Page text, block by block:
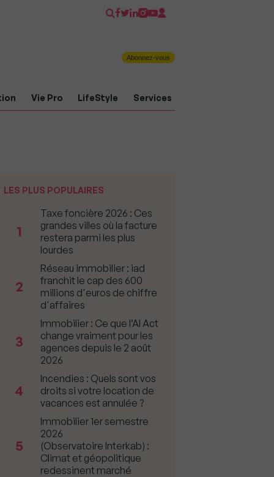
Abonnez-vous
Vie Pro LifeStyle Services
LES PLUS POPULAIRES
1
Taxe foncière 2026 : Ces
grandes villes où la facture
restera parmi les plus
lourdes
2
Réseau immobilier : iad
franchit le cap des 600
millions d'euros de chiffre
d'affaires
3
Immobilier : Ce que l’AI Act
change vraiment pour les
agences depuis le 2 août
2026
4
Incendies : Quels sont vos
droits si votre location de
vacances est annulée ?
5
Immobilier 1er semestre
2026
(Observatoire Interkab) :
Climat et géopolitique
redessinent marché